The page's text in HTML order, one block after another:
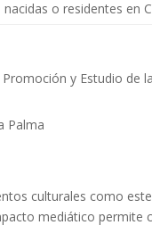
o residentes en
y Estudio de
Palma
culturales como
mediático permite